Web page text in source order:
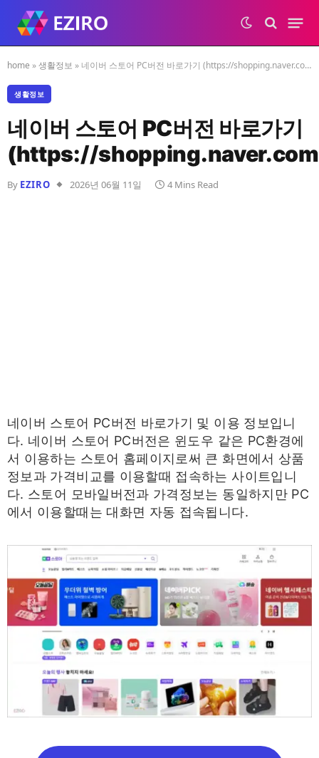
home »생활정보 » 네이버 스토어 PC버전 바로가기 (https://shopping.naver.com)
생활정보
네이버 스토어 PC버전 바로가기
(https://
By EZIRO 2026년 06월 11일 4 Mins Read
네이버 스토어 PC버전 바로가기 및 이용 정보입니
다. 네이버 스토어 PC버전은 윈도우 같은 PC환경에
서 이용하는 스토어 홈페이지로써 큰 화면에서 상품
정보과 가격비교를 이용할때 접속하는 사이트입니
다. 스토어 모바일버전과 가격정보는 동일하지만 PC
에서 이용할때는 대화면 자동 접속됩니다.